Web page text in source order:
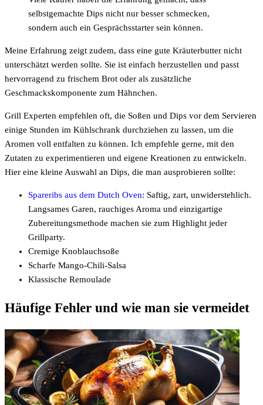
selbstgemachte Dips nicht nur besser schmecken,
sondern auch ein Gesprächsstarter sein können.
Meine Erfahrung zeigt zudem, dass eine gute Kräuterbutter nicht
unterschätzt werden sollte. Sie ist einfach herzustellen und passt
hervorragend zu frischem Brot oder als zusätzliche
Geschmackskomponente zum Hähnchen.
Grill Experten empfehlen oft, die Soßen und Dips vor dem Servieren
einige Stunden im Kühlschrank durchziehen zu lassen, um die
Aromen voll entfalten zu können. Ich empfehle gerne, mit den
Zutaten zu experimentieren und eigene Kreationen zu entwickeln.
Hier eine kleine Auswahl an Dips, die man ausprobieren sollte:
Spareribs aus dem Dutch Oven: Saftig, zart, unwiderstehlich.
Langsames Garen, rauchiges Aroma und einzigartige
Zubereitungsmethode machen sie zum Highlight jeder
Grillparty.
Cremige Knoblauchsoße
Scharfe Mango-Chili-Salsa
Klassische Remoulade
Häufige Fehler und wie man sie vermeidet